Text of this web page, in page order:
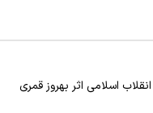
اسلامی اثر بهروز قمری